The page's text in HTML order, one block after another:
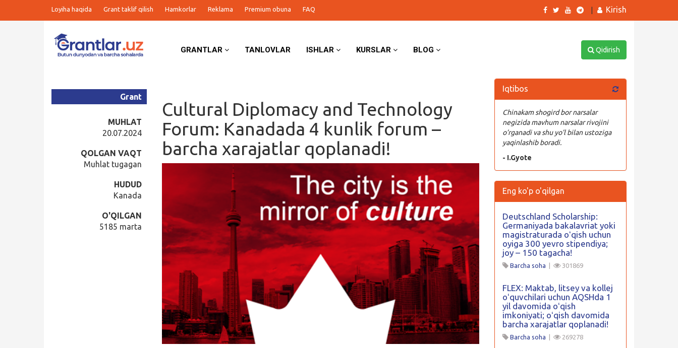
Loyiha haqida Grant taklif qilish Hamkorlar Reklama Premium obuna FAQ Kirish
GRANTLAR TANLOVLAR ISHLAR KURSLAR BLOG Qidirish
Cultural Diplomacy and Technology
Forum: Kanadada 4 kunlik forum –
barcha xarajatlar qoplanadi!
Grant
MUHLAT
20.07.2024
QOLGAN VAQT
Muhlat tugagan
HUDUD
Kanada
O'QILGAN
5185 marta
Iqtibos
Chinakam shogird bor narsalar
negizida mavhum narsalar rivojini
o’rganadi va shu yo’l bilan ustoziga
yaqinlashib boradi.
- I.Gyote
Eng ko'p o'qilgan
Deutschland Scholarship:
Germaniyada bakalavriat yoki
magistraturada oʻqish uchun
oyiga 300 yevro stipendiya;
joy – 150 tagacha!
Barcha soha 301869
FLEX: Maktab, litsey va kollej
oʻquvchilari uchun AQSHda 1
yil davomida oʻqish
imkoniyati; oʻqish davomida
barcha xarajatlar qoplanadi!
Barcha soha 269278